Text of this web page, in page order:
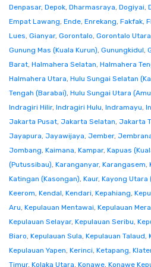
Denpasar, Depok, Dharmasraya, Dogiyai,
Empat Lawang, Ende, Enrekang, Fakfak,
Lues, Gianyar, Gorontalo, Gorontalo Utara
Gunung Mas (Kuala Kurun), Gunungkidul,
Barat, Halmahera Selatan, Halmahera
Halmahera Utara, Hulu Sungai Selatan
Tengah (Barabai), Hulu Sungai Utara
Indragiri Hilir, Indragiri Hulu, Indramayu,
Jakarta Pusat, Jakarta Selatan, Jakarta
Jayapura, Jayawijaya, Jember,
Jombang, Kaimana, Kampar, Kapuas
(Putussibau), Karanganyar, Karangasem,
Katingan (Kasongan), Kaur, Kayong Utara
Keerom, Kendal, Kendari, Kepahiang,
Aru, Kepulauan Mentawai, Kepulauan
Kepulauan Selayar, Kepulauan Seribu,
Biaro, Kepulauan Sula, Kepulauan Talaud,
Kepulauan Yapen, Kerinci, Ketapang,
Timur, Kolaka Utara, Konawe, Konawe